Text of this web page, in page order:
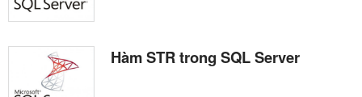
Hàm STR trong SQL Server